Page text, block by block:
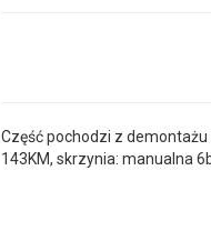
Część pochodzi z demontażu
143KM, skrzynia: manualna